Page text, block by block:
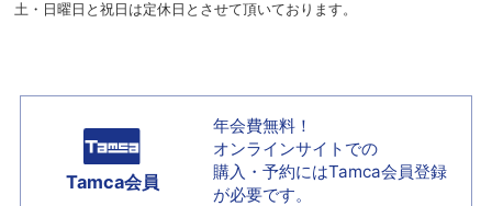
土・日曜日と祝日は定休日とさせて頂いております。
Tamca会員
年会費無料！
オンラインサイトでの
購入・予約にはTamca会員登録
が必要です。